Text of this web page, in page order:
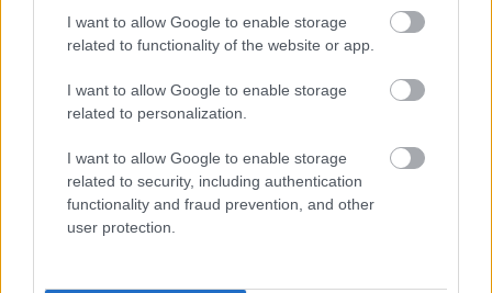
I want to allow Google to enable storage
related to functionality of the website or app.
I want to allow Google to enable storage
related to personalization.
I want to allow Google to enable storage
related to security, including authentication
functionality and fraud prevention, and other
user protection.
bagātie izmanto sabiedrisko
transportu?” Ģimene gribēja pavizināties
ar vilcienu, bet biļešu cena lika pārdomāt
Pamēģini šo pirms gulētiešanas, un
iemigsi tik ātri, cik noguris bērns: 8
ieteikumi ātrākai aizmigšanai
izlūkdienests, bet tas nav Ukrainai. Kurā